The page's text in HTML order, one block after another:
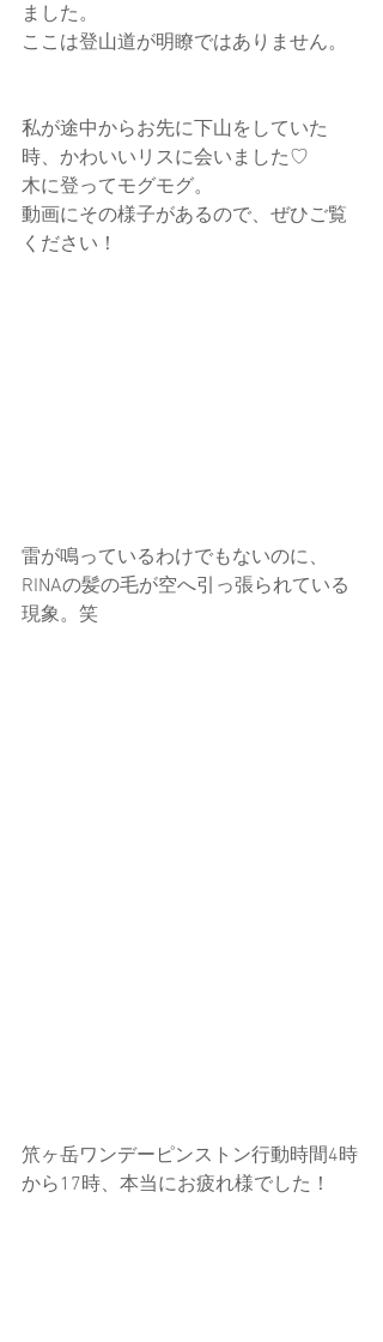
ました。
ここは登山道が明瞭ではありません。
私が途中からお先に下山をしていた
時、かわいいリスに会いました♡
木に登ってモグモグ。
動画にその様子があるので、ぜひご覧
ください！
雷が鳴っているわけでもないのに、
RINAの髪の毛が空へ引っ張られている
現象。笑
笊ヶ岳ワンデーピンストン行動時間4時
から17時、本当にお疲れ様でした！